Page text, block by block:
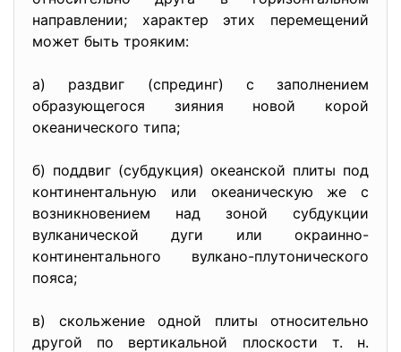
направлении; характер этих перемещений
может быть трояким:
а) раздвиг (спрединг) с заполнением
образующегося зияния новой корой
океанического типа;
б) поддвиг (субдукция) океанской плиты под
континентальную или океаническую же с
возникновением над зоной субдукции
вулканической дуги или окраинно-
континентального вулкано-плутонического
пояса;
в) скольжение одной плиты относительно
другой по вертикальной плоскости т. н.